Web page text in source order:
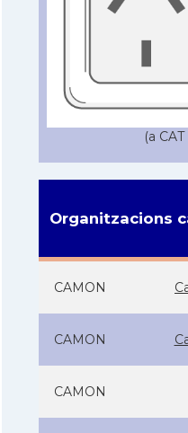
(a
Organitzacions
CAMON
CAMON
CAMON